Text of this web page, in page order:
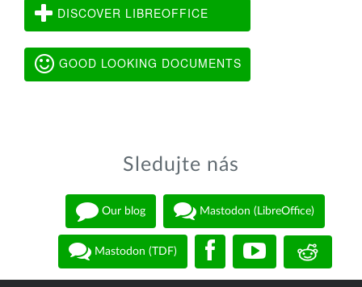
DISCOVER LIBREOFFICE
GOOD LOOKING DOCUMENTS
Sledujte nás
Our blog Mastodon (LibreOffice)
Mastodon (TDF)